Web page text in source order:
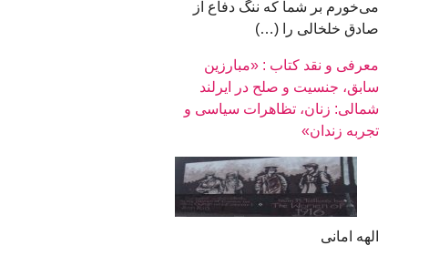
می‌خورم بر شما که ننگ دفاع از
صادق خلخالی را (…)
معرفی و نقد کتاب : «مبارزین
سابق، جنسیت و صلح در ایرلند
شمالی: زنان، تظاهرات سیاسی و
تجربه زندان»
الهه امانی